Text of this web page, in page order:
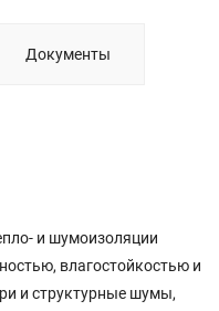
Документы
и шумоизоляции
влагостойкостью и
и структурные шумы,